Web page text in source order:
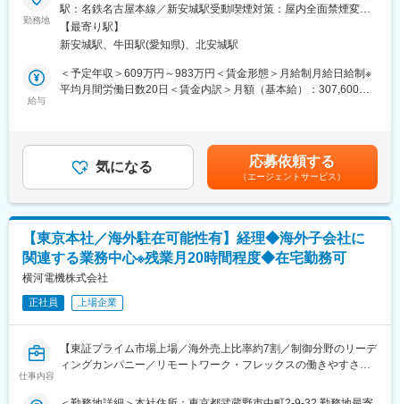
■組織構成
海外経理グループは現在6名で、20代~30代のメンバーが中心で
■当社の魅力点：
給に貢献しています。 国内ではすでにリーディングカンパニーと
しての地位を確立しており、現在も米国等でE&Pを行っています
が、今後はより海外事業を拡大するため、今回海外子会社向けの
経理担当を増員します。
変更の範囲：会社の定める業務
★経理／財務／税務／内部統制まで担当領域が広くスキル向上叶
う環境
■募集背景
事業の8割以上を海外売上が占め、グローバルでの事業運営がさら
に高度化・複雑化する中、各国の法令対応、国際税務、内部統
■職務概要
本社財務部にて、単体・連結決算業務をはじめ、財務・経理・税
入社後は国内業務で基礎を固めたうえで、海外拠点へ出向の可能
性がございます
■具体的な業務内容
進出国での取引、国際取引など今後さらに複雑化、かつ、世界情
勢に応じて変化していく当社ビジネスにおいて、各種法令対応、
内部統制、IT化なども含めた財務・経理・税務業務に取り組んで
いただきます。
特に環境変化の激しいなかですので、どんな状況でも踏みとどま
勤務地
駅：名鉄名古屋本線／新安城駅受動喫煙対策：屋内全面禁煙変更
の範囲：会社の定める事業所
【最寄り駅】
新安城駅、牛田駅(愛知県)、北安城駅
給与
＜予定年収＞609万円～983万円＜賃金形態＞月給制月給日給制※
平均月間労働日数20日＜賃金内訳＞月額（基本給）：307,600円
1回（4月）■賞与：年2回（6月、12月）25年度賞与実績5.9ヵ月■
モデル年収：27歳/大卒/独身609万円40歳/院卒/配+子2/983万円賃
金はあくまでも目安の金額であり、選考を通じて上下する可能性
があります。月給(月額)は固定手当を含めた表記です。
気になる 応募依頼する
（エージェントサービス）
【東京本社／海外駐在可能性有】経理◆海外子会社に
関連する業務中心※残業月20時間程度◆在宅勤務可
横河電機株式会社
正社員 上場企業
仕事内容
【東証プライム市場上場／海外売上比率約7割／制御分野のリーデ
ィングカンパニー／リモートワーク・フレックスの働きやすさ／